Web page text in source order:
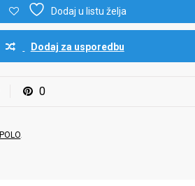
Dodaj u listu želja
Dodaj za usporedbu
0
POLO.